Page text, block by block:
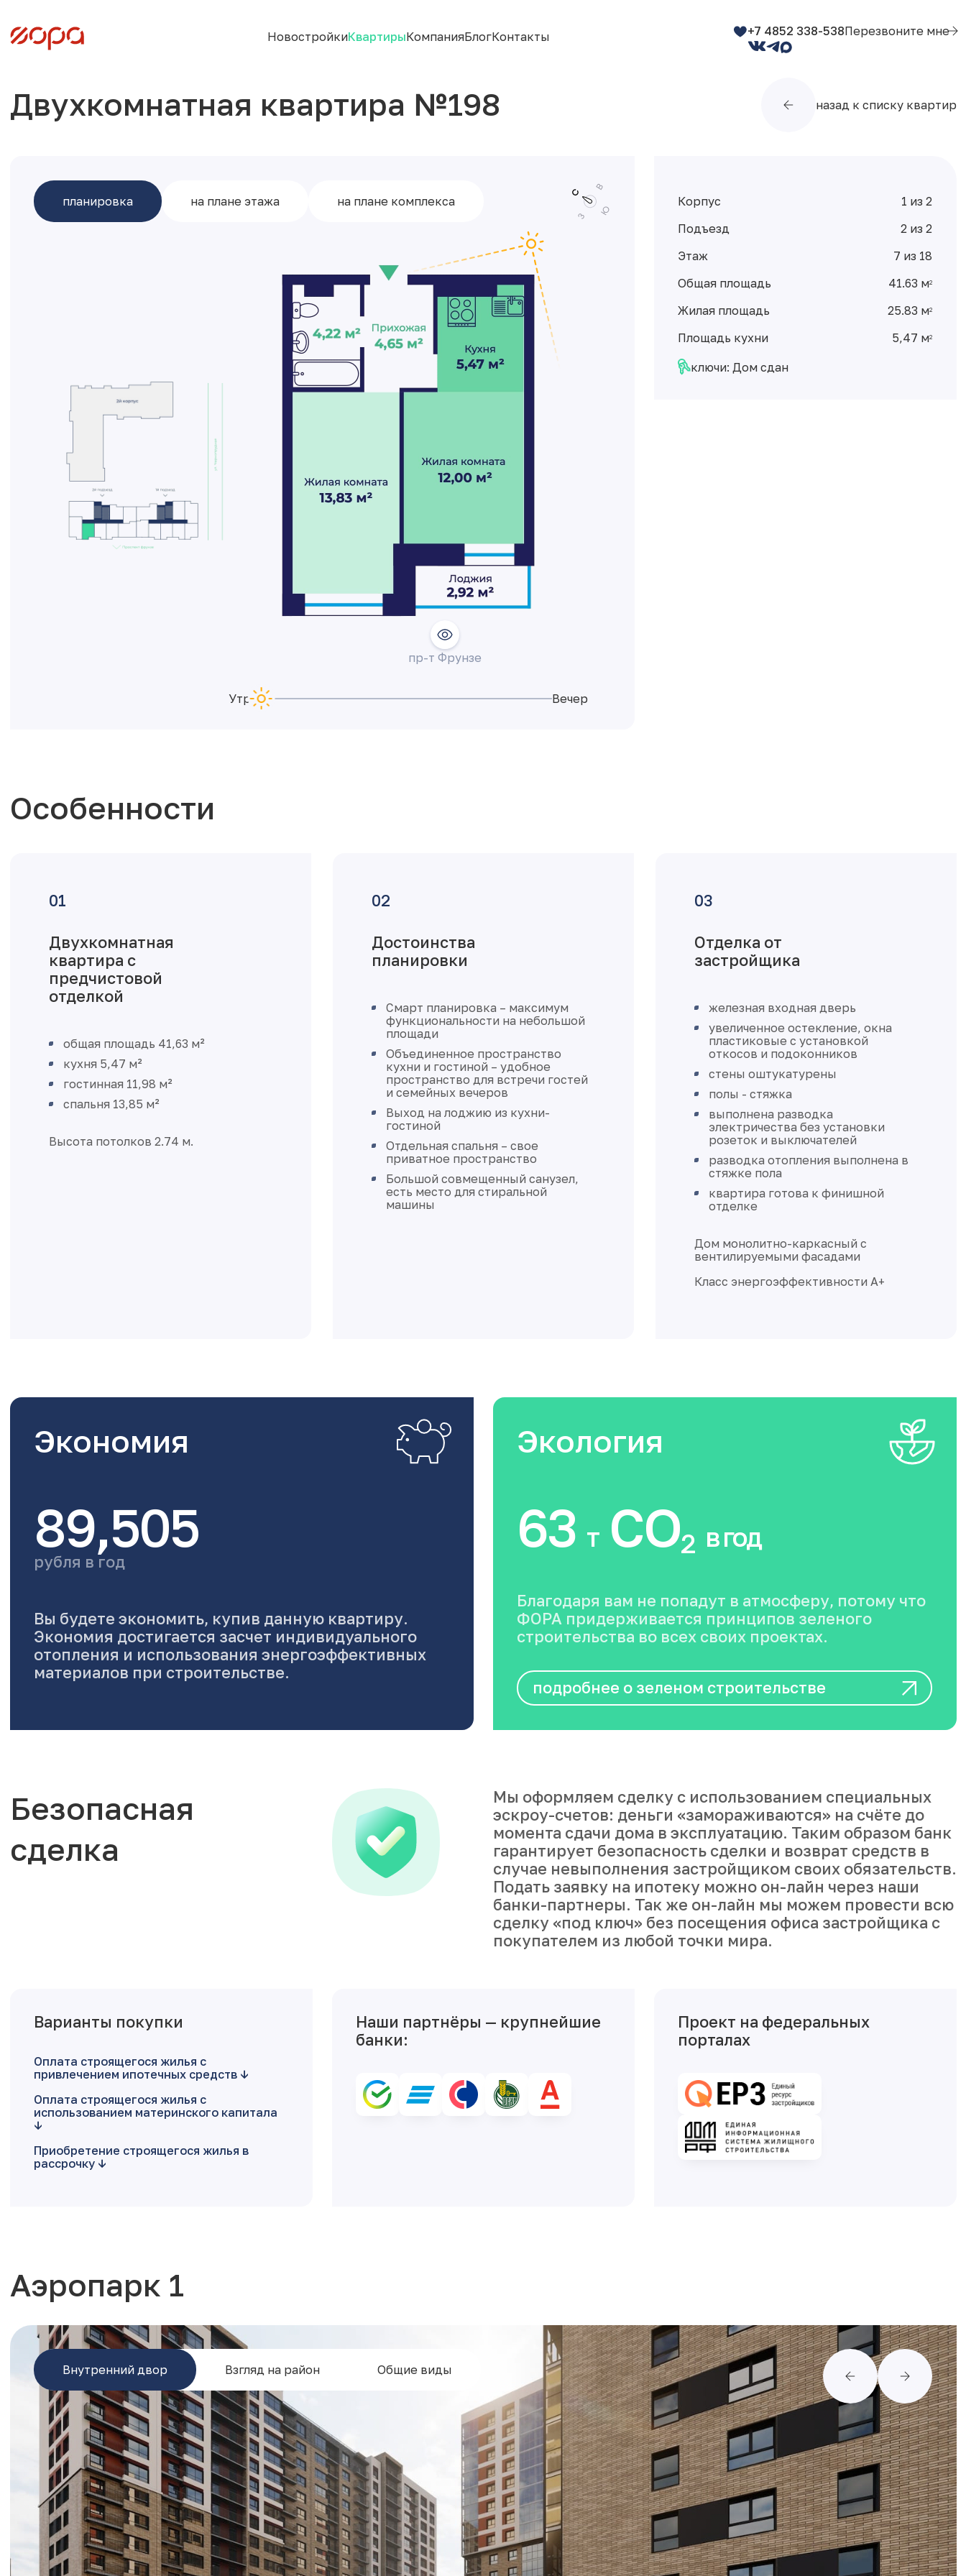
НовостройкиКвартирыКомпанияБлогКонтакты +7 4852 338-538Перезвоните мне
Двухкомнатная квартира №198 назад к списку квартир
планировка на плане этажа на плане комплекса
пр-т Фрунзе
Утро Вечер
Корпус
1 из 2
Подъезд
2 из 2
Этаж
7 из 18
Общая площадь
41.63 м2
Жилая площадь 25.83 м2
Площадь кухни 5,47 м2
ключи: Дом сдан
Особенности
Двухкомнатная
квартира с
предчистовой
отделкой
общая площадь 41,63 м²
кухня 5,47 м²
гостинная 11,98 м²
спальня 13,85 м²
Высота потолков 2.74 м.
Достоинства
планировки
Смарт планировка – максимум
функциональности на небольшой
площади
Объединенное пространство
кухни и гостиной – удобное
пространство для встречи гостей
и семейных вечеров
Выход на лоджию из кухни-
гостиной
Отдельная спальня – свое
приватное пространство
Большой совмещенный санузел,
есть место для стиральной
машины
Отделка от
застройщика
железная входная дверь
увеличенное остекление, окна
пластиковые с установкой
откосов и подоконников
стены оштукатурены
полы - стяжка
выполнена разводка
электричества без установки
розеток и выключателей
разводка отопления выполнена в
стяжке пола
квартира готова к финишной
отделке
Дом монолитно-каркасный с
вентилируемыми фасадами
Класс энергоэффективности А+
Экономия
89,505
рубля в год
Вы будете экономить, купив данную квартиру.
Экономия достигается засчет индивидуального
отопления и использования энергоэффективных
материалов при строительстве.
Экология
63 тCO2 в год
Благодаря вам не попадут в атмосферу, потому что
ФОРА придерживается принципов зеленого
строительства во всех своих проектах.
подробнее о зеленом строительстве
Безопасная
сделка
Мы оформляем сделку с использованием специальных
эскроу-счетов: деньги «замораживаются» на счёте до
момента сдачи дома в эксплуатацию. Таким образом банк
гарантирует безопасность сделки и возврат средств в
случае невыполнения застройщиком своих обязательств.
Подать заявку на ипотеку можно он-лайн через наши
банки-партнеры. Так же он-лайн мы можем провести всю
сделку «под ключ» без посещения офиса застройщика с
покупателем из любой точки мира.
Варианты покупки
Оплата строящегося жилья с
привлечением ипотечных средств
Оплата строящегося жилья с
использованием материнского капитала
Приобретение строящегося жилья в
рассрочку
Наши партнёры — крупнейшие
банки:
Проект на федеральных
порталах
Аэропарк 1
Внутренний двор Взгляд на район Общие виды